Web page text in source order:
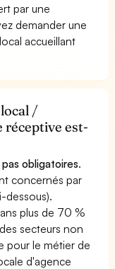
par une
demander une
accueillant
/
réceptive est-
obligatoires.
concernés par
dessous).
plus de 70 %
secteurs non
pour le métier de
d'agence